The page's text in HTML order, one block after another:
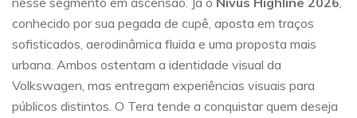
conhecido por sua pegada de cupê, aposta em traços
sofisticados, aerodinâmica fluida e uma proposta mais
urbana. Ambos ostentam a identidade visual da
Volkswagen, mas entregam experiências visuais para
públicos distintos. O Tera tende a conquistar quem deseja